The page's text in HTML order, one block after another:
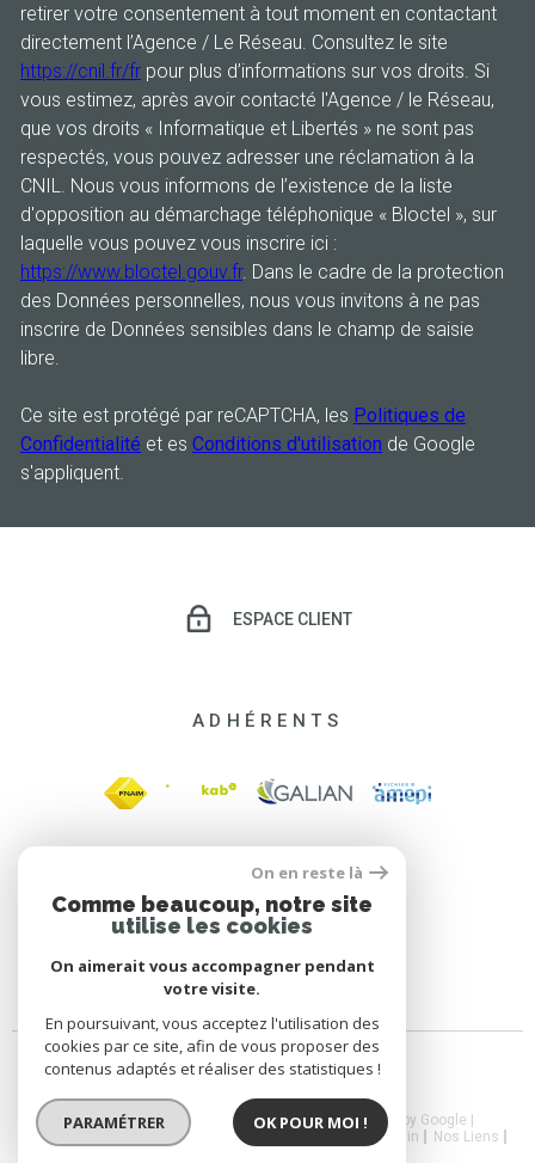
retirer votre consentement à tout moment en contactant
directement l’Agence / Le Réseau. Consultez le site
https://cnil.fr/fr pour plus d’informations sur vos droits. Si
vous estimez, après avoir contacté l'Agence / le Réseau,
que vos droits « Informatique et Libertés » ne sont pas
respectés, vous pouvez adresser une réclamation à la
CNIL. Nous vous informons de l’existence de la liste
d'opposition au démarchage téléphonique « Bloctel », sur
laquelle vous pouvez vous inscrire ici :
https://www.bloctel.gouv.fr. Dans le cadre de la protection
des Données personnelles, nous vous invitons à ne pas
inscrire de Données sensibles dans le champ de saisie
libre.
Ce site est protégé par reCAPTCHA, les Politiques de
Confidentialité et es Conditions d'utilisation de Google
s'appliquent.
ESPACE CLIENT
ADHÉRENTS
© 2026 | Tous droits réservés | Traduction powered by Google |
Nos Honoraires
Plan Du Site Admin
Nos Liens
On en reste là
Comme beaucoup, notre site
utilise les cookies
On aimerait vous accompagner pendant
votre visite.
En poursuivant, vous acceptez l'utilisation des
cookies par ce site, afin de vous proposer des
contenus adaptés et réaliser des statistiques !
PARAMÉTRER OK POUR MOI !